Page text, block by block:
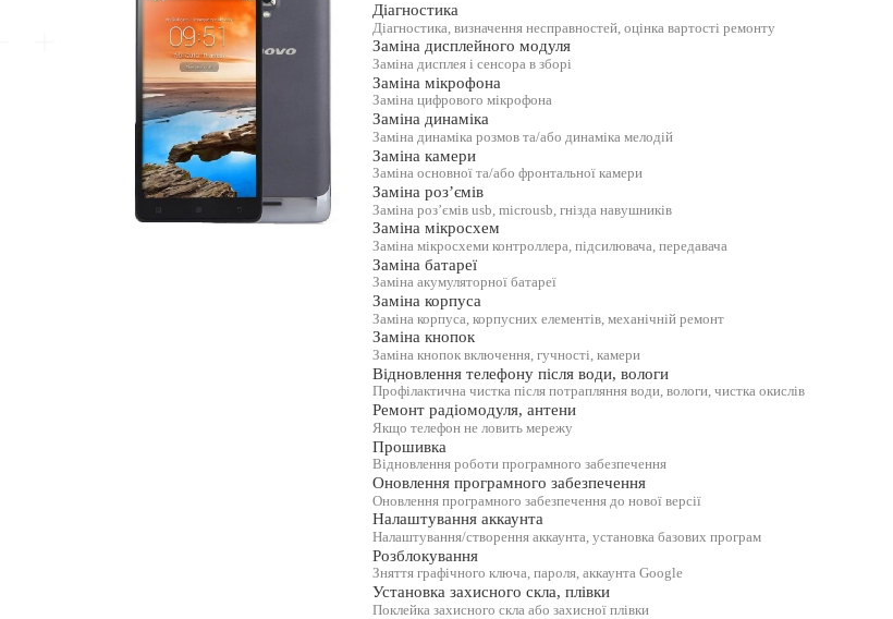
Діагностика
Діагностика, визначення несправностей, оцінка вартості ремонту
Заміна дисплейного модуля
Заміна дисплея і сенсора в зборі
Заміна мікрофона
Заміна цифрового мікрофона
Заміна динаміка
Заміна динаміка розмов та/або динаміка мелодій
Заміна камери
Заміна основної та/або фронтальної камери
Заміна роз’ємів
Заміна роз’ємів usb, microusb, гнізда навушників
Заміна мікросхем
Заміна мікросхеми контроллера, підсилювача, передавача
Заміна батареї
Заміна акумуляторної батареї
Заміна корпуса
Заміна корпуса, корпусних елементів, механічній ремонт
Заміна кнопок
Заміна кнопок включення, гучності, камери
Відновлення телефону після води, вологи
Профілактична чистка після потрапляння води, вологи, чистка окислів
Ремонт радіомодуля, антени
Якщо телефон не ловить мережу
Прошивка
Відновлення роботи програмного забезпечення
Оновлення програмного забезпечення
Оновлення програмного забезпечення до нової версії
Налаштування аккаунта
Налаштування/створення аккаунта, установка базових програм
Розблокування
Зняття графічного ключа, пароля, аккаунта Google
Установка захисного скла, плівки
Поклейка захисного скла або захисної плівки